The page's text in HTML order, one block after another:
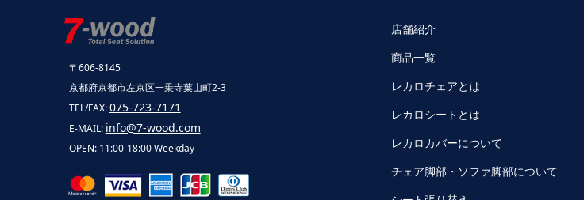
〒606-8145
京都府京都市左京区一乗寺葉山町2-3
TEL/FAX:075-723-7171
E-MAIL: info@7-wood.com
OPEN: 11:00-18:00 Weekday
店舗紹介
商品一覧
レカロチェアとは
レカロシートとは
レカロカバーについて
チェア脚部・ソファ脚部について